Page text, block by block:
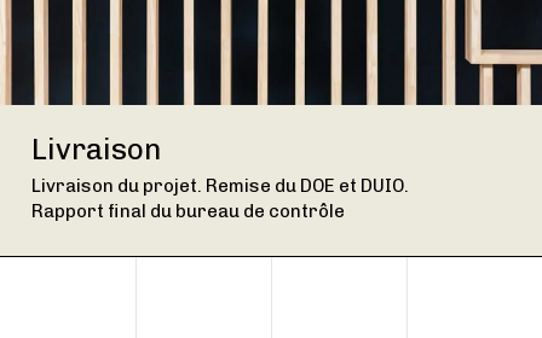
Livraison
Livraison du projet. Remise du DOE et DUIO.
Rapport final du bureau de contrôle